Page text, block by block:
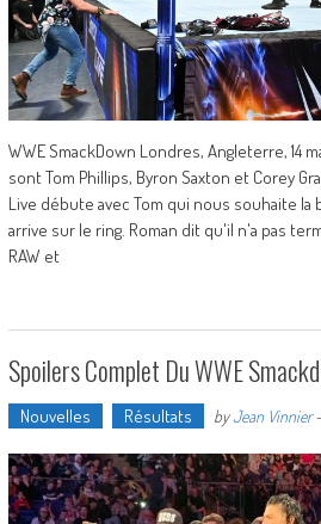
WWE SmackDown Londres, Angleterre, 14
sont Tom Phillips, Byron Saxton et Corey
Live débute avec Tom qui nous souhaite la
arrive sur le ring. Roman dit qu'il n'a pas
RAW et
Spoilers Complet Du WWE
Nouvelles Résultats byJean Vinnier-